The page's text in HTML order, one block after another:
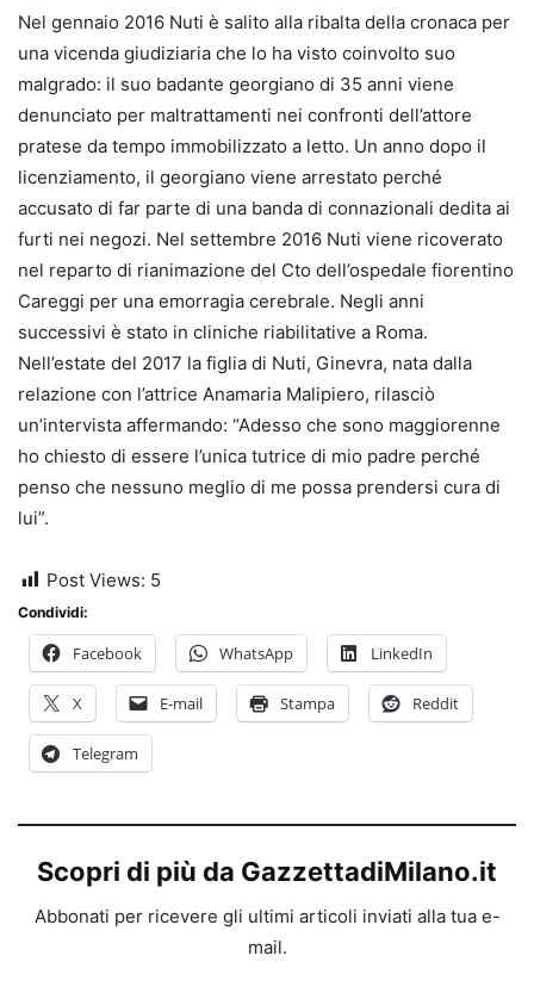
Nel gennaio 2016 Nuti è salito alla ribalta della cronaca per
una vicenda giudiziaria che lo ha visto coinvolto suo
malgrado: il suo badante georgiano di 35 anni viene
denunciato per maltrattamenti nei confronti dell’attore
pratese da tempo immobilizzato a letto. Un anno dopo il
licenziamento, il georgiano viene arrestato perché
accusato di far parte di una banda di connazionali dedita ai
furti nei negozi. Nel settembre 2016 Nuti viene ricoverato
nel reparto di rianimazione del Cto dell’ospedale fiorentino
Careggi per una emorragia cerebrale. Negli anni
successivi è stato in cliniche riabilitative a Roma.
Nell’estate del 2017 la figlia di Nuti, Ginevra, nata dalla
relazione con l’attrice Anamaria Malipiero, rilasciò
un’intervista affermando: “Adesso che sono maggiorenne
ho chiesto di essere l’unica tutrice di mio padre perché
penso che nessuno meglio di me possa prendersi cura di
lui”.
Post Views: 5
Condividi:
Facebook WhatsApp LinkedIn
X E-mail Stampa Reddit
Telegram
Scopri di più da GazzettadiMilano.it
Abbonati per ricevere gli ultimi articoli inviati alla tua e-
mail.